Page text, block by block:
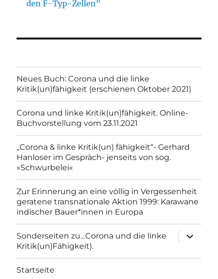
den F-Typ-Zellen"
Neues Buch: Corona und die linke
Kritik(un)fähigkeit (erschienen Oktober 2021)
Corona und linke Kritik(un)fähigkeit. Online-
Buchvorstellung vom 23.11.2021
„Corona & linke Kritik(un) fähigkeit“- Gerhard
Hanloser im Gespräch- jenseits von sog.
»Schwurbelei«
Zur Erinnerung an eine völlig in Vergessenheit
geratene transnationale Aktion 1999: Karawane
indischer Bauer*innen in Europa
Sonderseiten zu…Corona und die linke
Kritik(un)Fähigkeit).
anzeigen
Startseite